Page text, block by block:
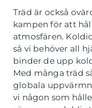
Träd är också
kampen för att
atmosfären.
så vi behöver all
binder de upp
Med många träd
globala
vi någon som